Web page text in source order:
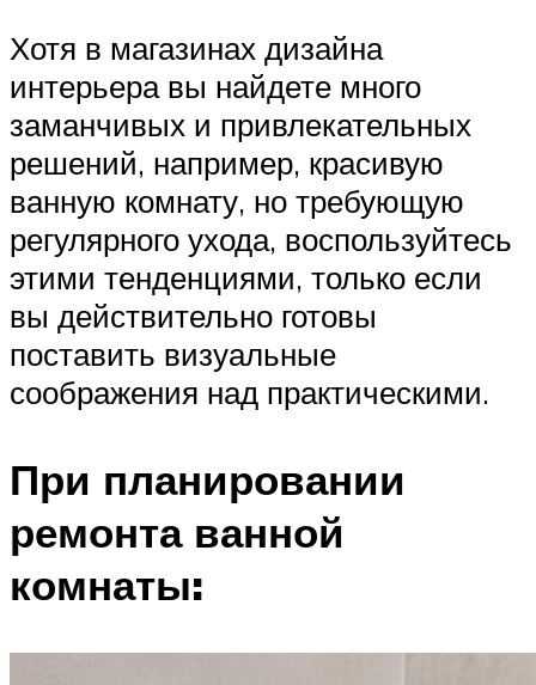
Хотя в магазинах дизайна
интерьера вы найдете много
заманчивых и привлекательных
решений, например, красивую
ванную комнату, но требующую
регулярного ухода, воспользуйтесь
этими тенденциями, только если
вы действительно готовы
поставить визуальные
соображения над практическими.
При планировании
ремонта ванной
комнаты: